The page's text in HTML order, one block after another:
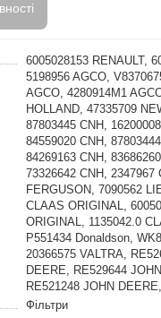
6005028153 RENAULT,
5198956 AGCO,
AGCO, 4280914M1
HOLLAND, 47335709
87803445 CNH,
84559020 CNH,
84269163 CNH,
73326642 CNH,
FERGUSON, 7090562
CLAAS ORIGINAL,
ORIGINAL, 1135042.0
P551434 Donaldson,
20366575 VALTRA,
DEERE, RE529644
RE521248 JOHN
Фільтри